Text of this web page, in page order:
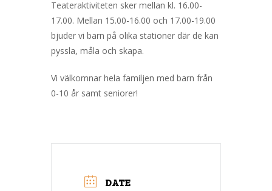
Teateraktiviteten sker mellan kl. 16.00-
17.00. Mellan 15.00-16.00 och 17.00-19.00
bjuder vi barn på olika stationer där de kan
pyssla, måla och skapa.
Vi välkomnar hela familjen med barn från
0-10 år samt seniorer!
DATE